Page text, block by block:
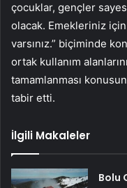
çocuklar, gençler
olacak. Emekleriniz
varsınız.” biçiminde
ortak kullanım
tamamlanması
tabir etti.
İlgili Makaleler
Bolu